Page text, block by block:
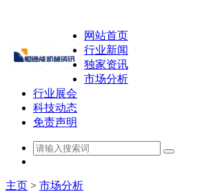
网站首页
行业新闻
独家资讯
市场分析
行业展会
科技动态
免责声明
主页 > 市场分析